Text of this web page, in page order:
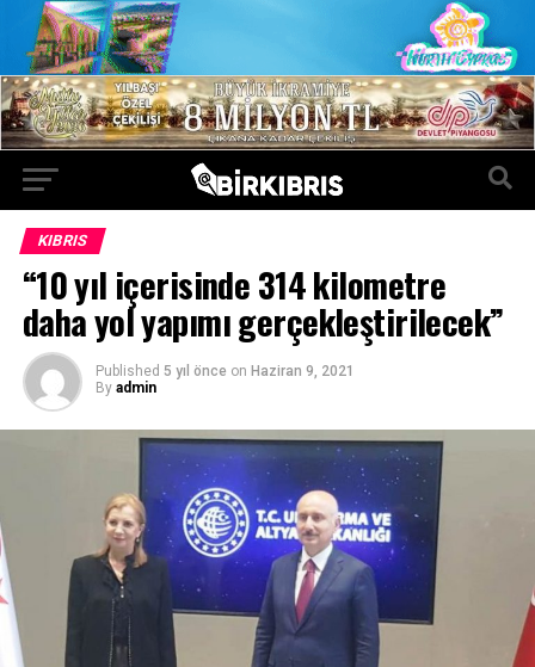
KIBRIS
“10 yıl içerisinde 314 kilometre
daha yol yapımı gerçekleştirilecek”
Published 5 yıl önce on Haziran 9, 2021
By admin